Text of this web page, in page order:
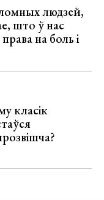
людзей,
што ў нас
на боль і
класік